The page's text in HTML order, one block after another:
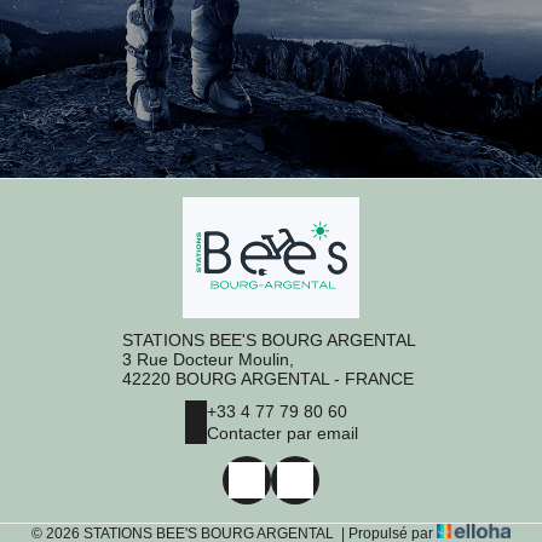
STATIONS BEE'S BOURG ARGENTAL
3 Rue Docteur Moulin,
42220 BOURG ARGENTAL - FRANCE
+33 4 77 79 80 60
Contacter par email
© 2026 STATIONS BEE'S BOURG ARGENTAL Propulsé par